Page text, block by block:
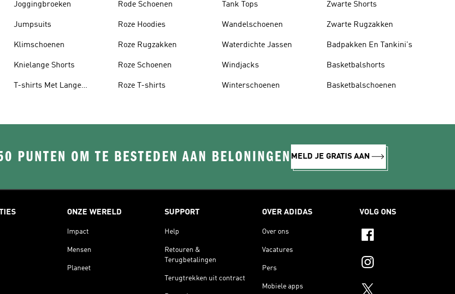
Joggingbroeken
Jumpsuits
Klimschoenen
Knielange Shorts
T-shirts Met Lange
Rode Schoenen
Roze Hoodies
Roze Rugzakken
Roze Schoenen
Roze T-shirts
Tank Tops
Wandelschoenen
Waterdichte Jassen
Windjacks
Winterschoenen
Zwarte Shorts
Zwarte Rugzakken
Badpakken En Tankini's
Basketbalshorts
Basketbalschoenen
PUNTEN OM TE BESTEDEN AAN BELONINGEN MELD JE GRATIS AAN
ONZE WERELD
Impact
Mensen
Planeet
SUPPORT
Help
Retouren &
Terugbetalingen
Terugtrekken uit contract
OVER ADIDAS
Over ons
Vacatures
Pers
Mobiele apps
VOLG ONS